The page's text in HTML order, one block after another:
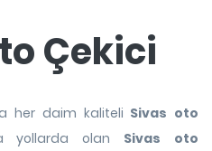
Çekici
her daim kaliteli Sivas oto
yollarda olan Sivas oto